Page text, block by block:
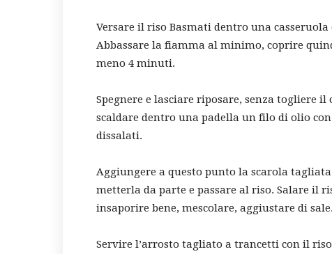
Versare il riso Basmati dentro una
Abbassare la fiamma al minimo, coprire
meno 4 minuti.
Spegnere e lasciare riposare, senza togliere
scaldare dentro una padella un filo di olio
dissalati.
Aggiungere a questo punto la scarola
metterla da parte e passare al riso. Salare il
insaporire bene, mescolare, aggiustare di sale.
Servire l’arrosto tagliato a trancetti con il